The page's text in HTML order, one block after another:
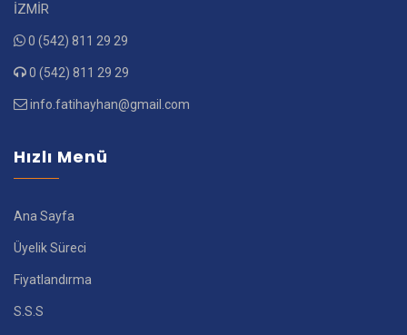
İZMİR
0 (542) 811 29 29
0 (542) 811 29 29
info.fatihayhan@gmail.com
Hızlı Menü
Ana Sayfa
Üyelik Süreci
Fiyatlandırma
S.S.S